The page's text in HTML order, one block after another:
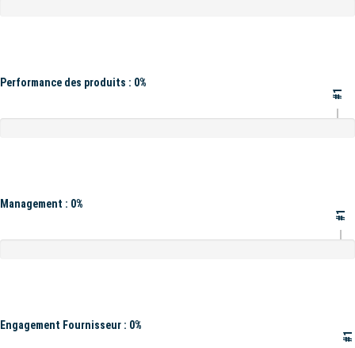
Performance des produits : 0%
#1
Management : 0%
#1
Engagement Fournisseur : 0%
#1